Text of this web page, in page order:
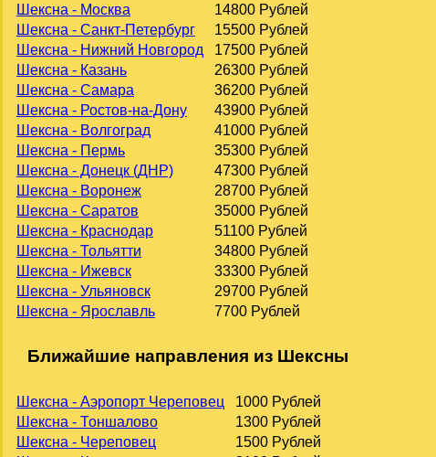
Шексна - Москва
14800 Рублей
Шексна - Санкт-Петербург
15500 Рублей
Шексна - Нижний Новгород
17500 Рублей
Шексна - Казань
26300 Рублей
Шексна - Самара
36200 Рублей
Шексна - Ростов-на-Дону
43900 Рублей
Шексна - Волгоград
41000 Рублей
Шексна - Пермь
35300 Рублей
Шексна - Донецк (ДНР)
47300 Рублей
Шексна - Воронеж
28700 Рублей
Шексна - Саратов
35000 Рублей
Шексна - Краснодар
51100 Рублей
Шексна - Тольятти
34800 Рублей
Шексна - Ижевск
33300 Рублей
Шексна - Ульяновск
29700 Рублей
Шексна - Ярославль
7700 Рублей
Ближайшие направления из Шексны
Шексна - Аэропорт Череповец
1000 Рублей
Шексна - Тоншалово
1300 Рублей
Шексна - Череповец
1500 Рублей